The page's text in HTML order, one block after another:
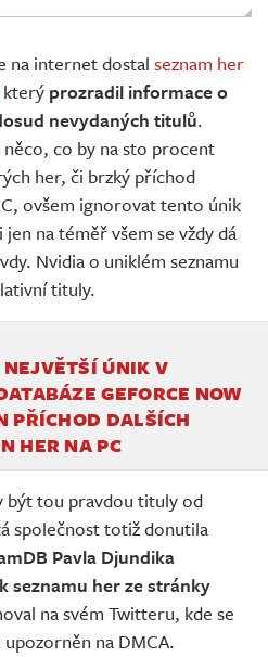
na internet dostal seznam her
prozradil informace o
nevydaných titulů.
co by na sto procent
her, či brzký příchod
ovšem ignorovat tento únik
na téměř všem se vždy dá
Nvidia o uniklém seznamu
tituly.
ÚNIK V
GEFORCE NOW
PŘÍCHOD DALŠÍCH
HER NA PC
být tou pravdou tituly od
společnost totiž donutila
Pavla Djundika
seznamu her ze stránky
na svém Twitteru, kde se
na DMCA.